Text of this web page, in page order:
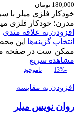
180,000 تومان
خودکار فلزی میلر با
مدرن؛ خودکار فلزی
افزودن به علاقه مندی
انتخاب گزینه‌ها این
ممکن است در صفحه
مشاهده سریع
-13% ناموجود
افزودن به مقایسه
روان نویس میلر